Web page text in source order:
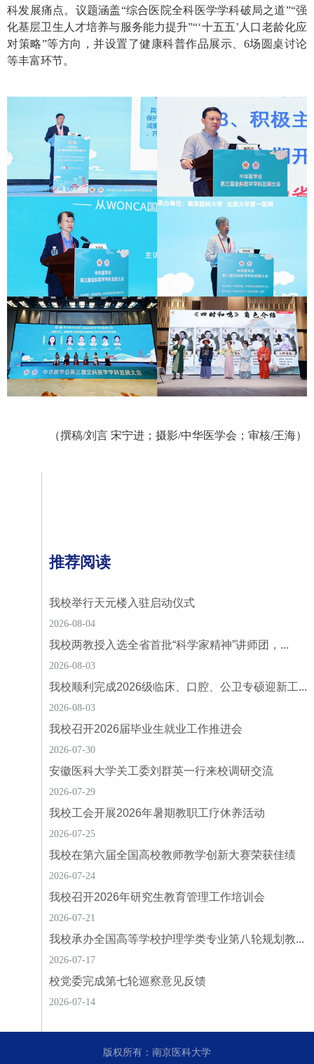
科发展痛点。议题涵盖“综合医院全科医学学科破局之道”“强
化基层卫生人才培养与服务能力提升”“‘十五五’人口老龄化应
对策略”等方向，并设置了健康科普作品展示、6场圆桌讨论
等丰富环节。
（撰稿/刘言 宋宁进；摄影/中华医学会；审核/王海）
推荐阅读
我校举行天元楼入驻启动仪式
2026-08-04
我校两教授入选全省首批“科学家精神”讲师团，...
2026-08-03
我校顺利完成2026级临床、口腔、公卫专硕迎新工...
2026-08-03
我校召开2026届毕业生就业工作推进会
2026-07-30
安徽医科大学关工委刘群英一行来校调研交流
2026-07-29
我校工会开展2026年暑期教职工疗休养活动
2026-07-25
我校在第六届全国高校教师教学创新大赛荣获佳绩
2026-07-24
我校召开2026年研究生教育管理工作培训会
2026-07-21
我校承办全国高等学校护理学类专业第八轮规划教...
2026-07-17
校党委完成第七轮巡察意见反馈
2026-07-14
版权所有：南京医科大学